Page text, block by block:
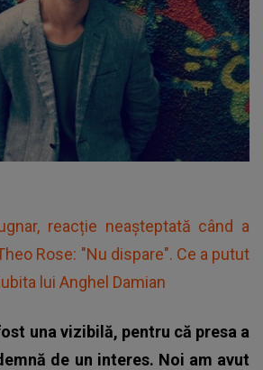
reacție neașteptată când a
Rose: "Nu dispare". Ce a putut
lui Anghel Damian
una vizibilă, pentru că presa a
de un interes. Noi am avut